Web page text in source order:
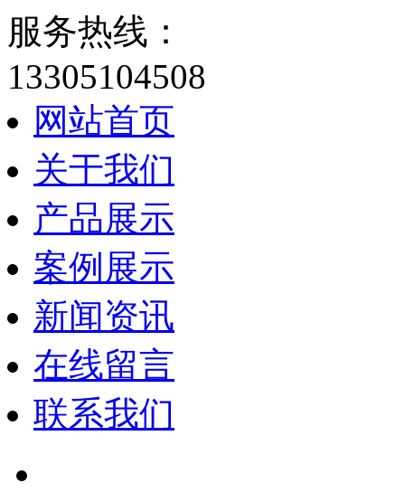
服务热线：
13305104508
网站首页
关于我们
产品展示
案例展示
新闻资讯
在线留言
联系我们